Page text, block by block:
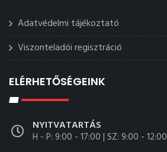
Adatvédelmi tájékoztató
Viszonteladói regisztráció
ELÉRHETŐSÉGEINK
NYITVATARTÁS
H - P: 9:00 - 17:00 | SZ: 9:00 - 12:00